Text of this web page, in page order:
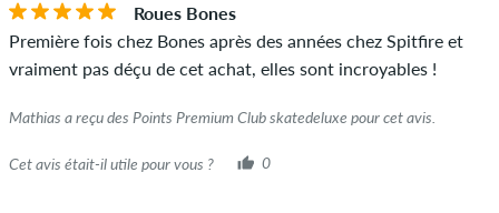
Roues Bones
Première fois chez Bones après des années chez Spitfire et
vraiment pas déçu de cet achat, elles sont incroyables !
Mathias a reçu des Points Premium Club skatedeluxe pour cet avis.
Cet avis était-il utile pour vous ? 0